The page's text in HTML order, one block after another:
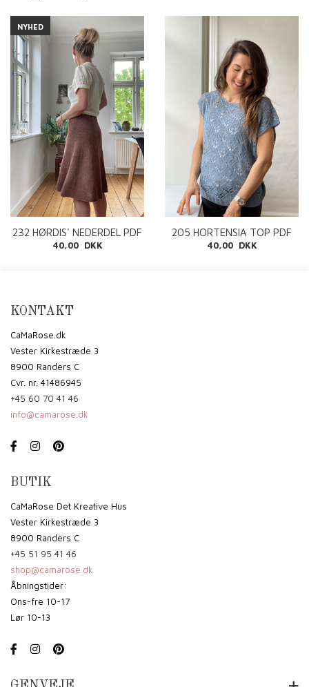
NYHED
232 HØRDIS' NEDERDEL PDF
40,00 DKK
205 HORTENSIA TOP PDF
40,00 DKK
KONTAKT
CaMaRose.dk
Vester Kirkestræde 3
8900 Randers C
Cvr. nr. 41486945
+45 60 70 41 46
info@camarose.dk
BUTIK
CaMaRose Det Kreative Hus
Vester Kirkestræde 3
8900 Randers C
+45 51 95 41 46
shop@camarose.dk
Åbningstider:
Ons-fre 10-17
Lør 10-13